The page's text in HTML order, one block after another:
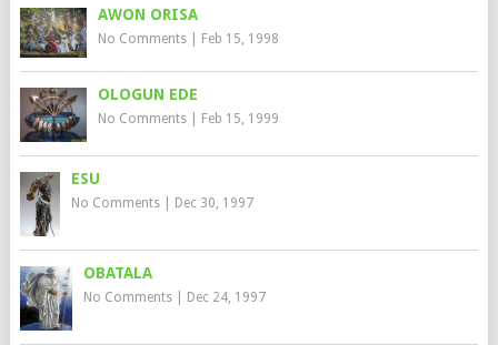
AWON ORISA
No Comments| Feb 15, 1998
OLOGUN EDE
No Comments| Feb 15, 1999
ESU
No Comments| Dec 30, 1997
OBATALA
No Comments| Dec 24, 1997